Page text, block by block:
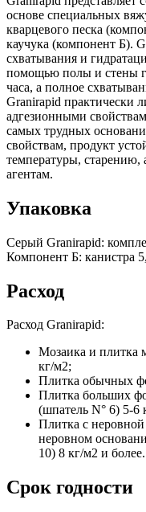
основе специальных
кварцевого песка
каучука (компонент Б).
схватывания и
помощью полы и стены
часа, а полное
Granirapid практически
адгезионными
самых трудных
свойствам, продукт
температуры,
агентам.
Упаковка
Серый Granirapid:
Компонент Б: канистра
Расход
Расход Granirapid:
Мозаика и плитка
кг/м2;
Плитка обычных
Плитка больших
(шпатель N° 6) 5-6
Плитка с
неровном
10) 8 кг/м2 и более.
Срок годности